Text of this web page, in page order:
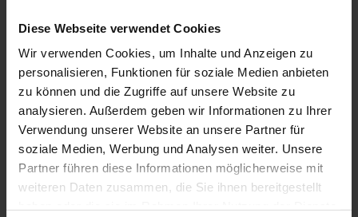
Diese Webseite verwendet Cookies
Wir verwenden Cookies, um Inhalte und Anzeigen zu
personalisieren, Funktionen für soziale Medien anbieten
zu können und die Zugriffe auf unsere Website zu
analysieren. Außerdem geben wir Informationen zu Ihrer
Verwendung unserer Website an unsere Partner für
soziale Medien, Werbung und Analysen weiter. Unsere
Partner führen diese Informationen möglicherweise mit
weiteren Daten zusammen, die Sie ihnen bereitgestellt
Freier Zugang zum Indoor-Wasserpark
Nacht mit köstlichem Frühstück
3-Gänge Menü
1x
1 Glas Wein, Bier oder Softdrink
1x
Eintritt ins Indoor-Wasserpark
1x
Kaffee zum Mitnehmen
Alles sehen, was enthalten ist
Aug p. P.139,-
Gesamt 278,-
Sep p. P.139,-
Gesamt 278,-
Mehr anzeigen